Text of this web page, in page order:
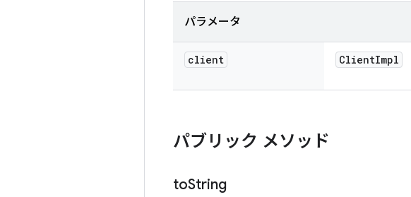
パラメータ
client ClientImpl
パブリック メソッド
toString